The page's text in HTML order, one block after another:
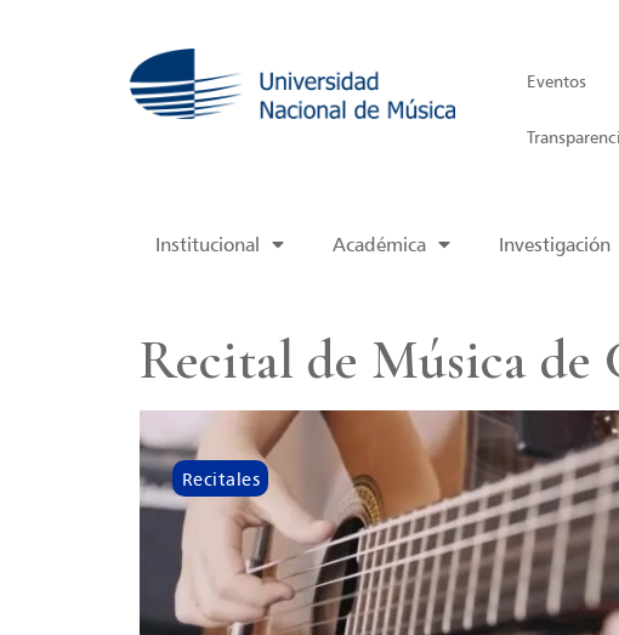
Eventos
Institucional Académica Investigación
Recital de Música de
Recitales